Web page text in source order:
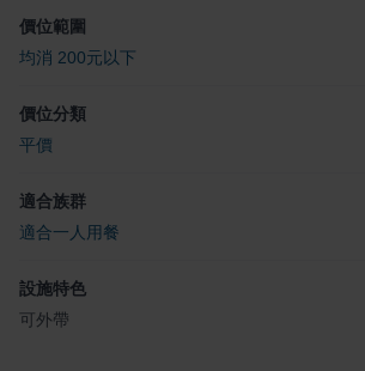
價位範圍
均消 200元以下
價位分類
平價
適合族群
適合一人用餐
設施特色
可外帶